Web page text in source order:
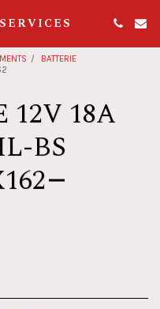
BATTERIE
12V 18A
BS